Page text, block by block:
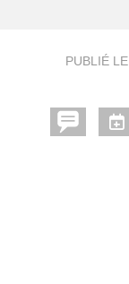
PUBLIÉ LE